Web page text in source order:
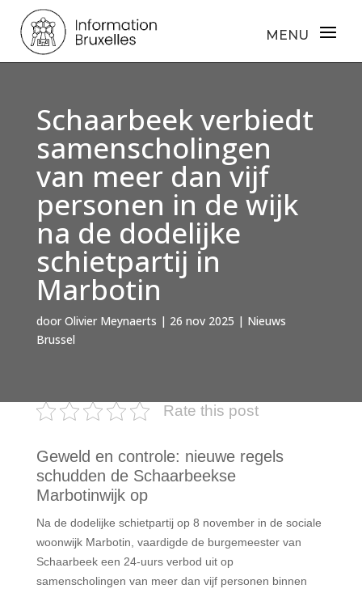
Schaarbeek verbiedt
samenscholingen
van meer dan vijf
personen in de wijk
na de dodelijke
schietpartij in
Marbotin
door Olivier Meynaerts | 26 nov 2025 | Nieuws
Brussel
Rate this post
Geweld en controle: nieuwe regels
schudden de Schaarbeekse
Marbotinwijk op
Na de dodelijke schietpartij op 8 november in de sociale
woonwijk Marbotin, vaardigde de burgemeester van
Schaarbeek een 24-uurs verbod uit op
samenscholingen van meer dan vijf personen binnen